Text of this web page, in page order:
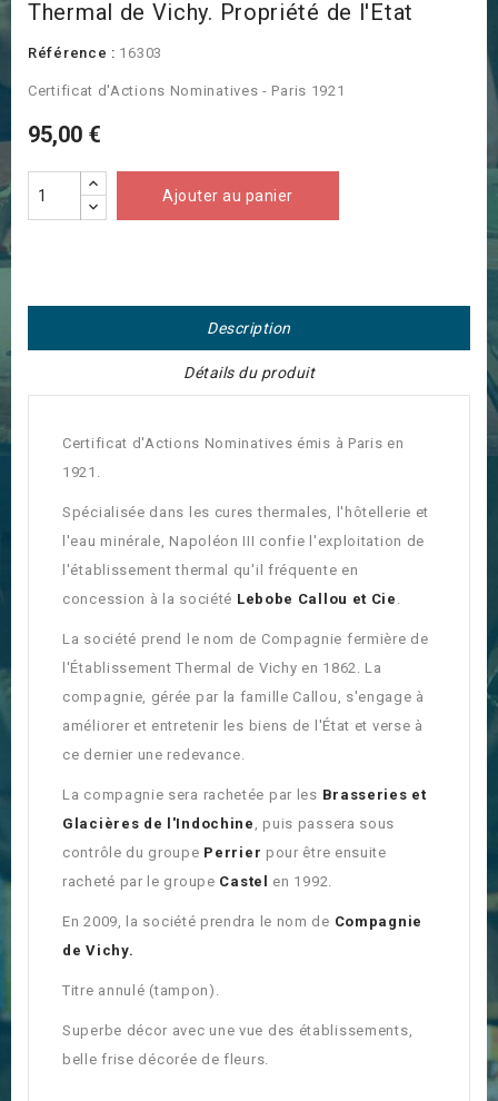
Thermal de Vichy. Propriété de l'Etat
Référence : 16303
Certificat d'Actions Nominatives - Paris 1921
95,00 €
Ajouter au panier
Description
Détails du produit
Certificat d'Actions Nominatives émis à Paris en
1921.
Spécialisée dans les cures thermales, l'hôtellerie et
l'eau minérale, Napoléon III confie l'exploitation de
l'établissement thermal qu'il fréquente en
concession à la société Lebobe Callou et Cie .
La société prend le nom de Compagnie fermière de
l'Établissement Thermal de Vichy en 1862. La
compagnie, gérée par la famille Callou, s'engage à
améliorer et entretenir les biens de l'État et verse à
ce dernier une redevance.
La compagnie sera rachetée par les Brasseries et
Glacières de l'Indochine , puis passera sous
contrôle du groupe Perrier pour être ensuite
racheté par le groupe Castel en 1992.
En 2009, la société prendra le nom de Compagnie
de Vichy.
Titre annulé (tampon).
Superbe décor avec une vue des établissements,
belle frise décorée de fleurs.